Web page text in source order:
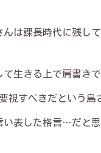
は課長時代に残して
て生きる上で肩書き
視すべきだという島
い表した格言…だと